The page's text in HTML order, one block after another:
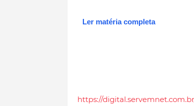
Ler matéria completa
https://